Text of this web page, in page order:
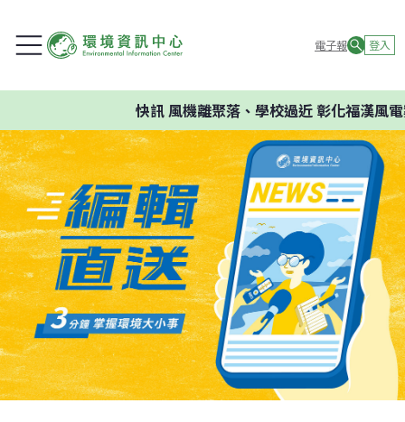
電子報 登入
快訊風機離聚落、學校過近 彰化福漢風電